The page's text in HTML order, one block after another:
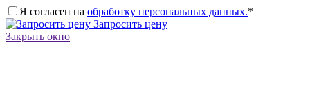
Я согласен на обработку персональных данных.*
Запросить цену
Закрыть окно